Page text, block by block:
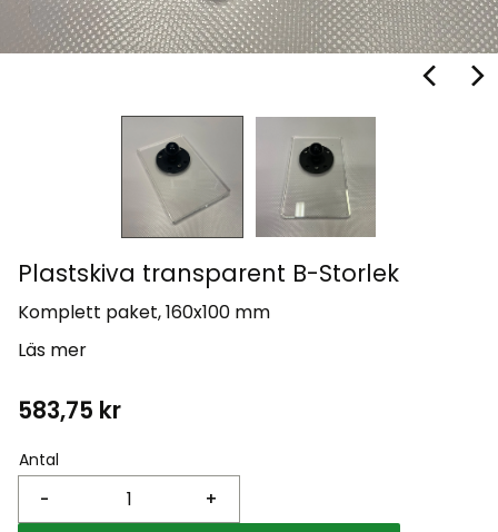
Plastskiva transparent B-Storlek
Komplett paket, 160x100 mm
Läs mer
583,75 kr
Antal
+
-